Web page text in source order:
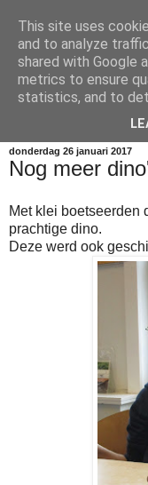
vierde
Welkom op de blog
onze avonturen!
donderdag 26 januari 2017
Nog meer
Met klei boetseerden
prachtige dino.
Deze werd ook
This site uses
and to analyze
shared with Google
metrics to ensure
statistics, and to